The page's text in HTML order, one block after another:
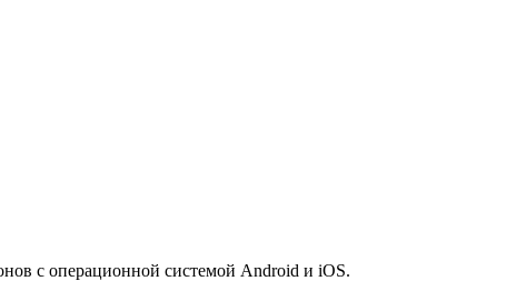
с операционной системой Android и iOS.